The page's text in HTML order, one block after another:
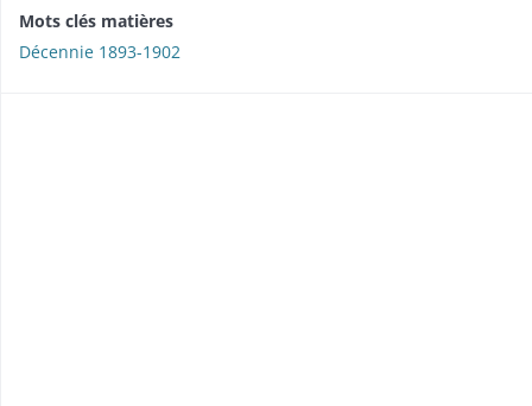
Mots clés matières
Décennie 1893-1902